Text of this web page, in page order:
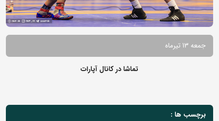
جمعه 13 تیرماه
تماشا در کانال آپارات
برچسب ها :